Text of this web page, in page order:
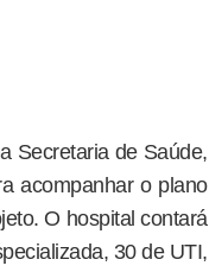
Secretaria de Saúde,
acompanhar o plano
O hospital contará
30 de UTI,